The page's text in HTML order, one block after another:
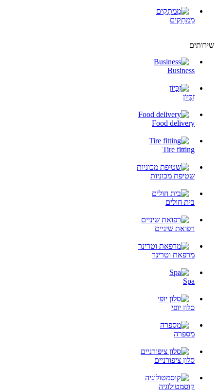
מַמתָקִים
שירותים
Business
זִכָּיוֹן
Food delivery
Tire fitting
שטיפת מכוניות
בית חולים
רפואת שיניים
מרפאת וטרינר
Spa
סלון יופי
מספרה
סלון ציפורניים
קוסמטולוגיה